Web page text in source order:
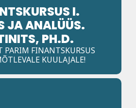
I.
JA ANALÜÜS.
PH.D.
PARIM FINANTSKURSUS
KUULAJALE!